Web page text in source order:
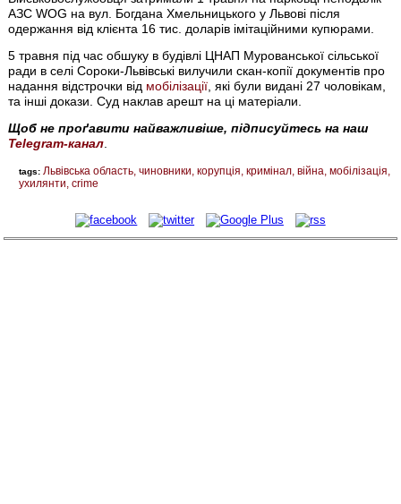
АЗС WOG на вул. Богдана Хмельницького у Львові після
одержання від клієнта 16 тис. доларів імітаційними купюрами.
5 травня під час обшуку в будівлі ЦНАП Мурованської сільської
ради в селі Сороки-Львівські вилучили скан-копії документів про
надання відстрочки від мобілізації , які були видані 27 чоловікам,
та інші докази. Суд наклав арешт на ці матеріали.
Щоб не проґавити найважливіше, підписуйтесь на наш
Telegram-канал
tags: Львівська область чиновники корупція кримінал війна мобілізація
ухилянти crime